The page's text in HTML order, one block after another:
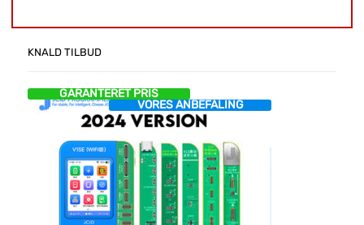
KNALD TILBUD
GARANTERET PRIS
VORES ANBEFALING